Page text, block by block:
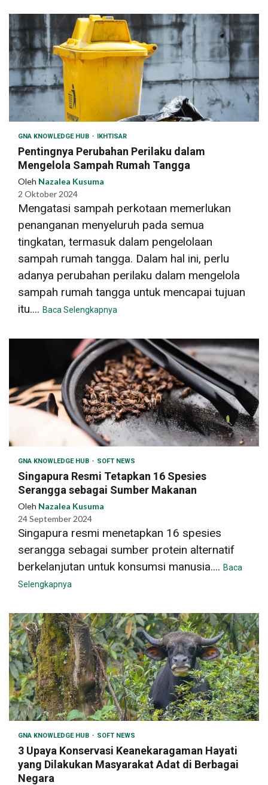
GNA KNOWLEDGE HUB IKHTISAR
Pentingnya Perubahan Perilaku dalam
Mengelola Sampah Rumah Tangga
Oleh Nazalea Kusuma
2 Oktober 2024
Mengatasi sampah perkotaan memerlukan
penanganan menyeluruh pada semua
tingkatan, termasuk dalam pengelolaan
sampah rumah tangga. Dalam hal ini, perlu
adanya perubahan perilaku dalam mengelola
sampah rumah tangga untuk mencapai tujuan
itu.... Baca Selengkapnya
GNA KNOWLEDGE HUB SOFT NEWS
Singapura Resmi Tetapkan 16 Spesies
Serangga sebagai Sumber Makanan
Oleh Nazalea Kusuma
24 September 2024
Singapura resmi menetapkan 16 spesies
serangga sebagai sumber protein alternatif
berkelanjutan untuk konsumsi manusia.... Baca
Selengkapnya
GNA KNOWLEDGE HUB SOFT NEWS
3 Upaya Konservasi Keanekaragaman Hayati
yang Dilakukan Masyarakat Adat di Berbagai
Negara